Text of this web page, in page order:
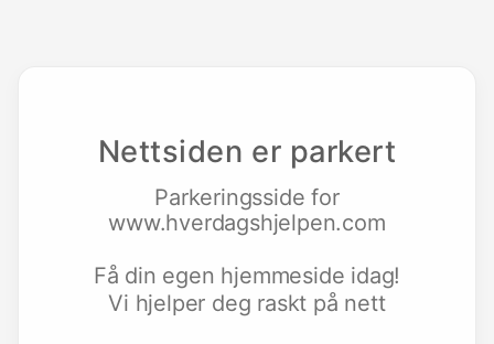
Nettsiden er parkert
Parkeringsside for
www.hverdagshjelpen.com
Få din egen hjemmeside idag!
Vi hjelper deg raskt på nett